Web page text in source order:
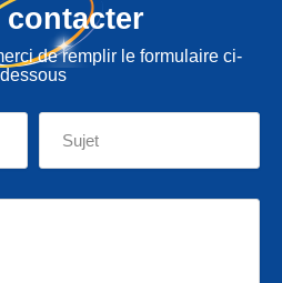
contacter
de remplir le formulaire ci-
dessous